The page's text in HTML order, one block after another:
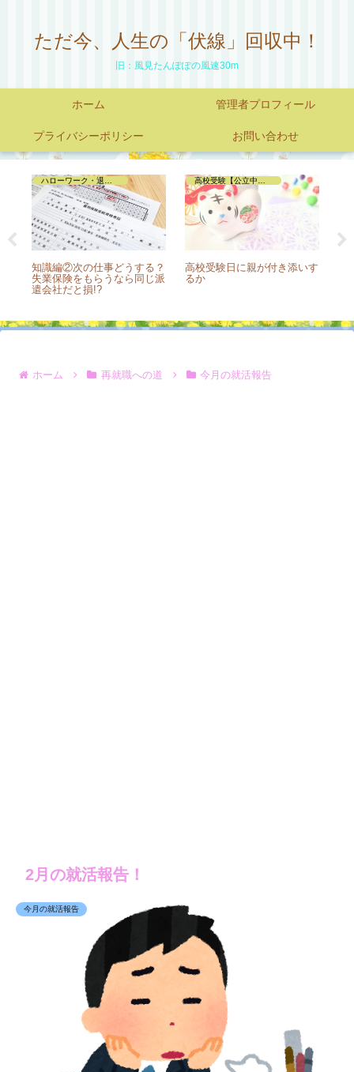
ただ今、人生の「伏線」回収中！
旧：風見たんぽぽの風速30m
ホーム 管理者プロフィール
プライバシーポリシー お問い合わせ
知識編②次の仕事どうする？
失業保険をもらうなら同じ派
遣会社だと損!?
高校受験日に親が付き添いす
るか
ホーム 再就職への道 今月の就活報告
2月の就活報告！
今月の就活報告